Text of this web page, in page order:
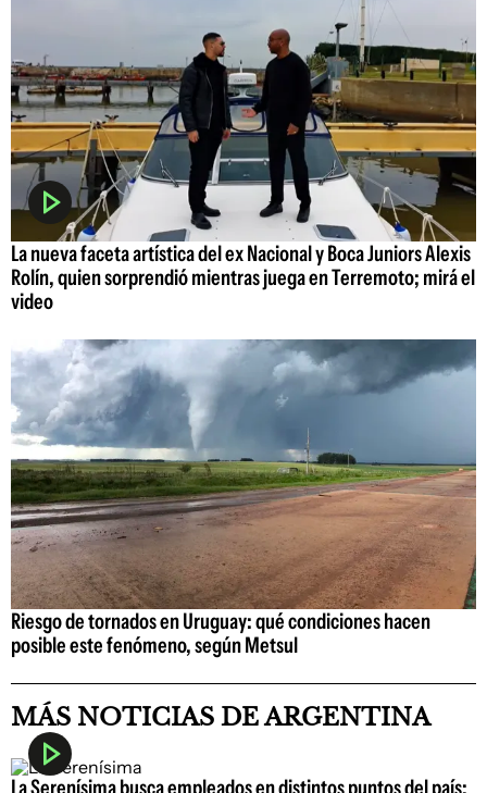
La nueva faceta artística del ex Nacional y Boca Juniors Alexis
Rolín, quien sorprendió mientras juega en Terremoto; mirá el
video
Riesgo de tornados en Uruguay: qué condiciones hacen
posible este fenómeno, según Metsul
MÁS NOTICIAS DE ARGENTINA
La Serenísima busca empleados en distintos puntos del país: